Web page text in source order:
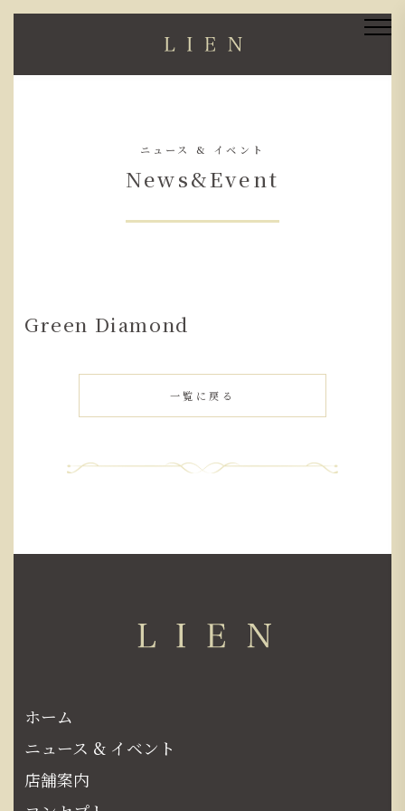
ニュース & イベント
News&Event
Green Diamond
一覧に戻る
ホーム
ニュース & イベント
店舗案内